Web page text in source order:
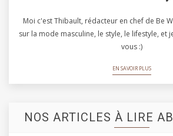
Moi c'est Thibault, rédacteur en chef de Be
sur la mode masculine, le style, le lifestyle, et
vous :)
EN SAVOIR PLUS
NOS ARTICLES À LIRE